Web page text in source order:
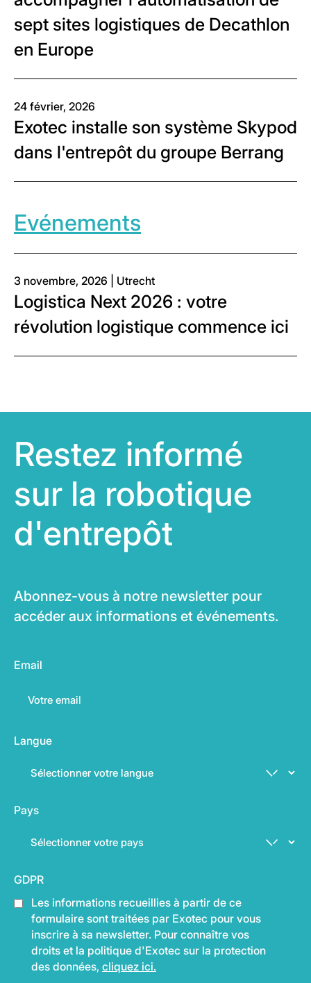
sept sites logistiques de Decathlon
en Europe
24 février, 2026
Exotec installe son système Skypod
dans l'entrepôt du groupe Berrang
Evénements
3 novembre, 2026 | Utrecht
Logistica Next 2026 : votre
révolution logistique commence ici
Restez informé
sur la robotique
d'entrepôt
Abonnez-vous à notre newsletter pour
accéder aux informations et événements.
Email
Langue
Pays
GDPR
Les informations recueillies à partir de ce
formulaire sont traitées par Exotec pour vous
inscrire à sa newsletter. Pour connaître vos
droits et la politique d'Exotec sur la protection
des données, cliquez ici.